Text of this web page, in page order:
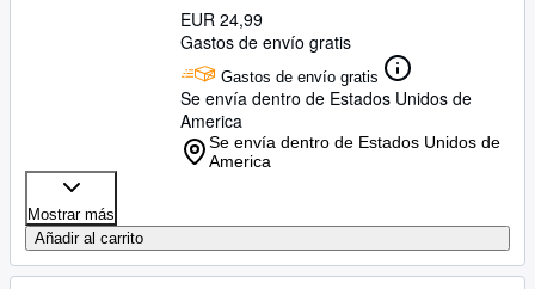
EUR 24,99
Gastos de envío gratis
Gastos de envío gratis
Se envía dentro de Estados Unidos de
America
Se envía dentro de Estados Unidos de
America
Mostrar más
Añadir al carrito